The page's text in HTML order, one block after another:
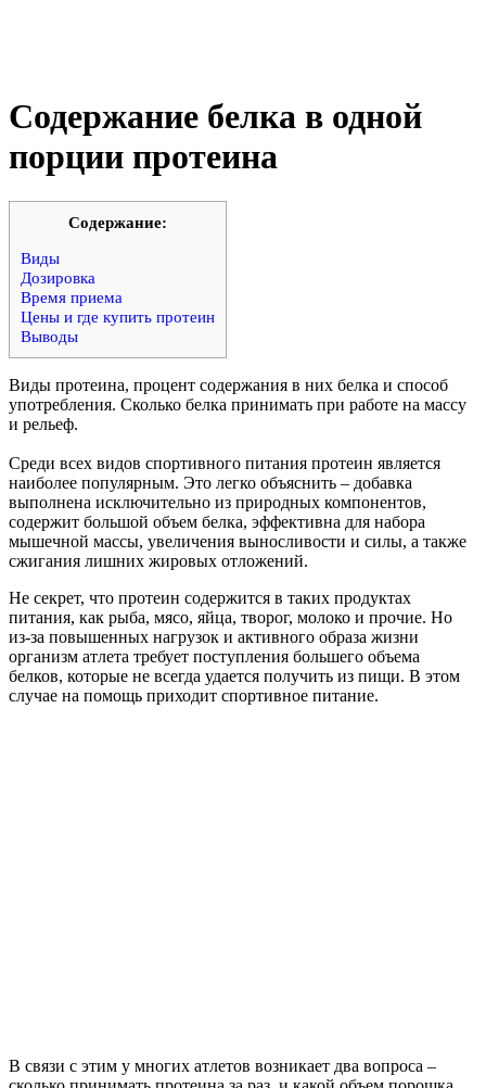
Содержание белка в одной
порции протеина
Cодержание:
Виды
Дозировка
Время приема
Цены и где купить протеин
Выводы
Виды протеина, процент содержания в них белка и способ
употребления. Сколько белка принимать при работе на массу
и рельеф.
Среди всех видов спортивного питания протеин является
наиболее популярным. Это легко объяснить – добавка
выполнена исключительно из природных компонентов,
содержит большой объем белка, эффективна для набора
мышечной массы, увеличения выносливости и силы, а также
сжигания лишних жировых отложений.
Не секрет, что протеин содержится в таких продуктах
питания, как рыба, мясо, яйца, творог, молоко и прочие. Но
из-за повышенных нагрузок и активного образа жизни
организм атлета требует поступления большего объема
белков, которые не всегда удается получить из пищи. В этом
случае на помощь приходит спортивное питание.
В связи с этим у многих атлетов возникает два вопроса –